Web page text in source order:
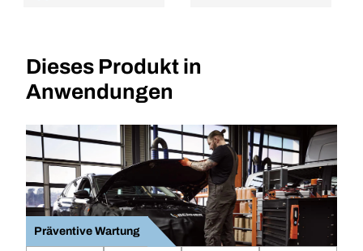
Dieses Produkt in
Anwendungen
Präventive Wartung